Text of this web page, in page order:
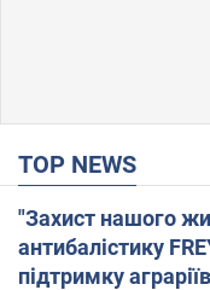
TOP NEWS
"Захист нашого
антибалістику
підтримку